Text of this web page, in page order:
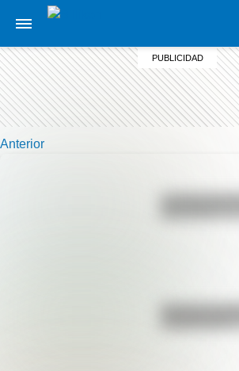
Anterior
Bandera de